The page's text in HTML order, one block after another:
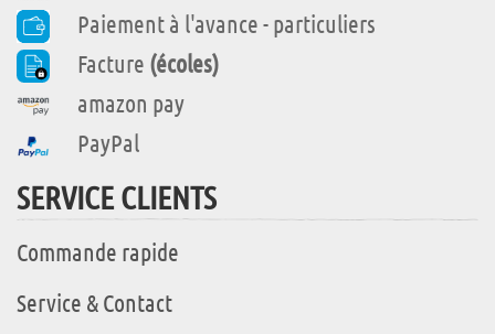
Paiement à l'avance - particuliers
Facture (écoles)
amazon pay
PayPal
SERVICE CLIENTS
Commande rapide
Service & Contact